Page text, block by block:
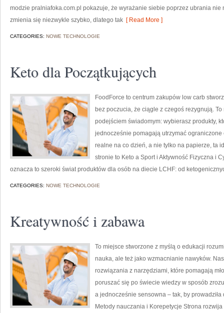
modzie pralniafoka.com.pl pokazuje, że wyrażanie siebie poprzez ubrania
zmienia się niezwykle szybko, dlatego tak [ Read More ]
CATEGORIES: NOWE TECHNOLOGIE
Keto dla Początkujących
FoodForce to centrum zakupów low carb
bez poczucia, że ciągle z czegoś rezygnują.
podejściem świadomym: wybierasz produkty,
jednocześnie pomagają utrzymać
realne na co dzień, a nie tylko na papierze, ta
stronie to Keto a Sport i Aktywność Fizyczna i
oznacza to szeroki świat produktów dla osób na diecie LCHF: od
CATEGORIES: NOWE TECHNOLOGIE
Kreatywność i zabawa
To miejsce stworzone z myślą o edukacji
nauka, ale też jako wzmacnianie nawyków.
rozwiązania z narzędziami, które pomagają
poruszać się po świecie wiedzy w sposób
a jednocześnie sensowna – tak, by
Metody nauczania i Korepetycje Strona